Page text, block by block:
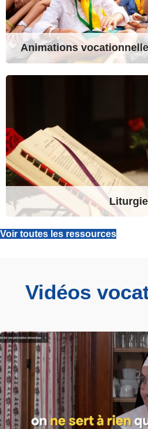
Animations
Voir toutes les ressources
Vidéos